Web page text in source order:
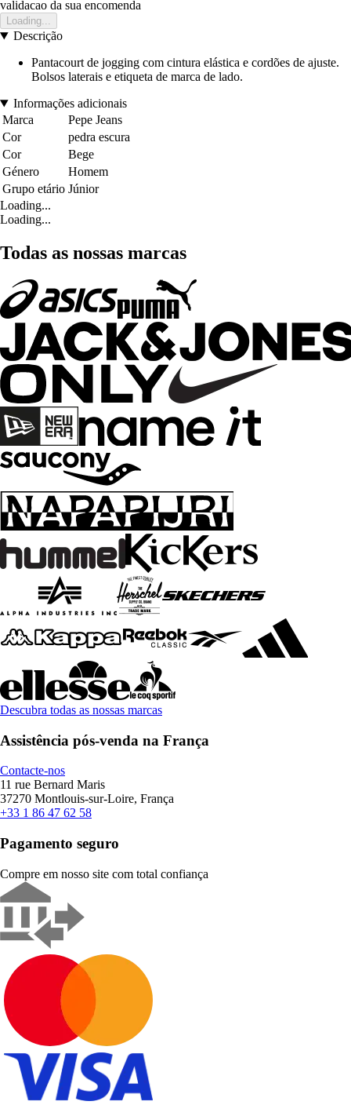
validacao da sua encomenda
Loading...
Descrição
Pantacourt de jogging com cintura elástica e cordões de ajuste.
Bolsos laterais e etiqueta de marca de lado.
Informações adicionais
Marca
Pepe Jeans
Cor
pedra escura
Cor
Bege
Género
Homem
Grupo etário Júnior
Loading...
Loading...
Todas as nossas marcas
Descubra todas as nossas marcas
Assistência pós-venda na França
Contacte-nos
11 rue Bernard Maris
37270 Montlouis-sur-Loire, França
+33 1 86 47 62 58
Pagamento seguro
Compre em nosso site com total confiança